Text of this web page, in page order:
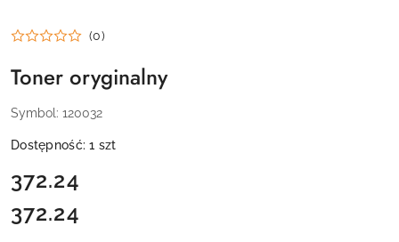
(0)
Toner oryginalny
Symbol: 120032
Dostępność:1 szt
cena:
372.24
Cena:
372.24